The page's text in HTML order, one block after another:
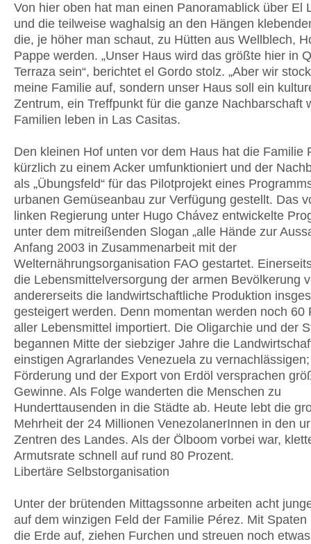
Von hier oben hat man einen Panoramablick über El
und die teilweise waghalsig an den Hängen
die, je höher man schaut, zu Hütten aus Wellblech,
Pappe werden. „Unser Haus wird das größte hier in
Terraza sein“, berichtet el Gordo stolz. „Aber wir
meine Familie auf, sondern unser Haus soll ein
Zentrum, ein Treffpunkt für die ganze Nachbarschaft
Familien leben in Las Casitas.
Den kleinen Hof unten vor dem Haus hat die Familie
kürzlich zu einem Acker umfunktioniert und der
als „Übungsfeld“ für das Pilotprojekt eines
urbanen Gemüseanbau zur Verfügung gestellt. Das
linken Regierung unter Hugo Chávez entwickelte
unter dem mitreißenden Slogan „alle Hände zur
Anfang 2003 in Zusammenarbeit mit der
Welternährungsorganisation FAO gestartet.
die Lebensmittelversorgung der armen Bevölkerung
andererseits die landwirtschaftliche Produktion
gesteigert werden. Denn momentan werden noch 60
aller Lebensmittel importiert. Die Oligarchie und der
begannen Mitte der siebziger Jahre die
einstigen Agrarlandes Venezuela zu
Förderung und der Export von Erdöl versprachen
Gewinne. Als Folge wanderten die Menschen zu
Hunderttausenden in die Städte ab. Heute lebt die
Mehrheit der 24 Millionen VenezolanerInnen in den
Zentren des Landes. Als der Ölboom vorbei war,
Armutsrate schnell auf rund 80 Prozent.
Libertäre Selbstorganisation
Unter der brütenden Mittagssonne arbeiten acht
auf dem winzigen Feld der Familie Pérez. Mit Spaten
die Erde auf, ziehen Furchen und streuen noch